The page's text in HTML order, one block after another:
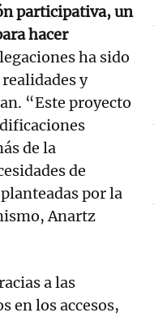
participativa, un
hacer
ha sido
y
“Este proyecto
de la
de
por la
Anartz
a las
en los accesos,